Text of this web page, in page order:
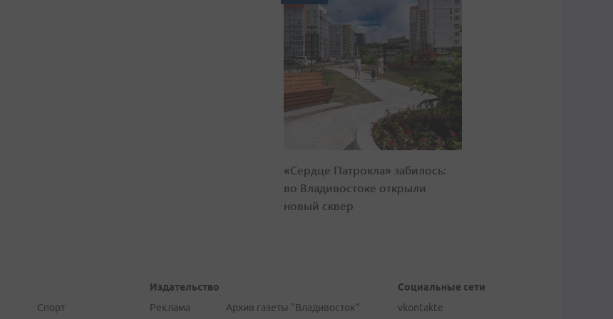
«Сердце Патрокла» забилось:
во Владивостоке открыли
новый сквер
Спорт
Издательство
Реклама
Архив газеты "Владивосток"
Социальные сети
vkontakte